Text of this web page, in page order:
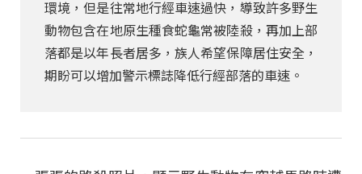
環境，但是往常地行經車速過快，導致許多野生
動物包含在地原生種食蛇龜常被陸殺，再加上部
落都是以年長者居多，族人希望保障居住安全，
期盼可以增加警示標誌降低行經部落的車速。